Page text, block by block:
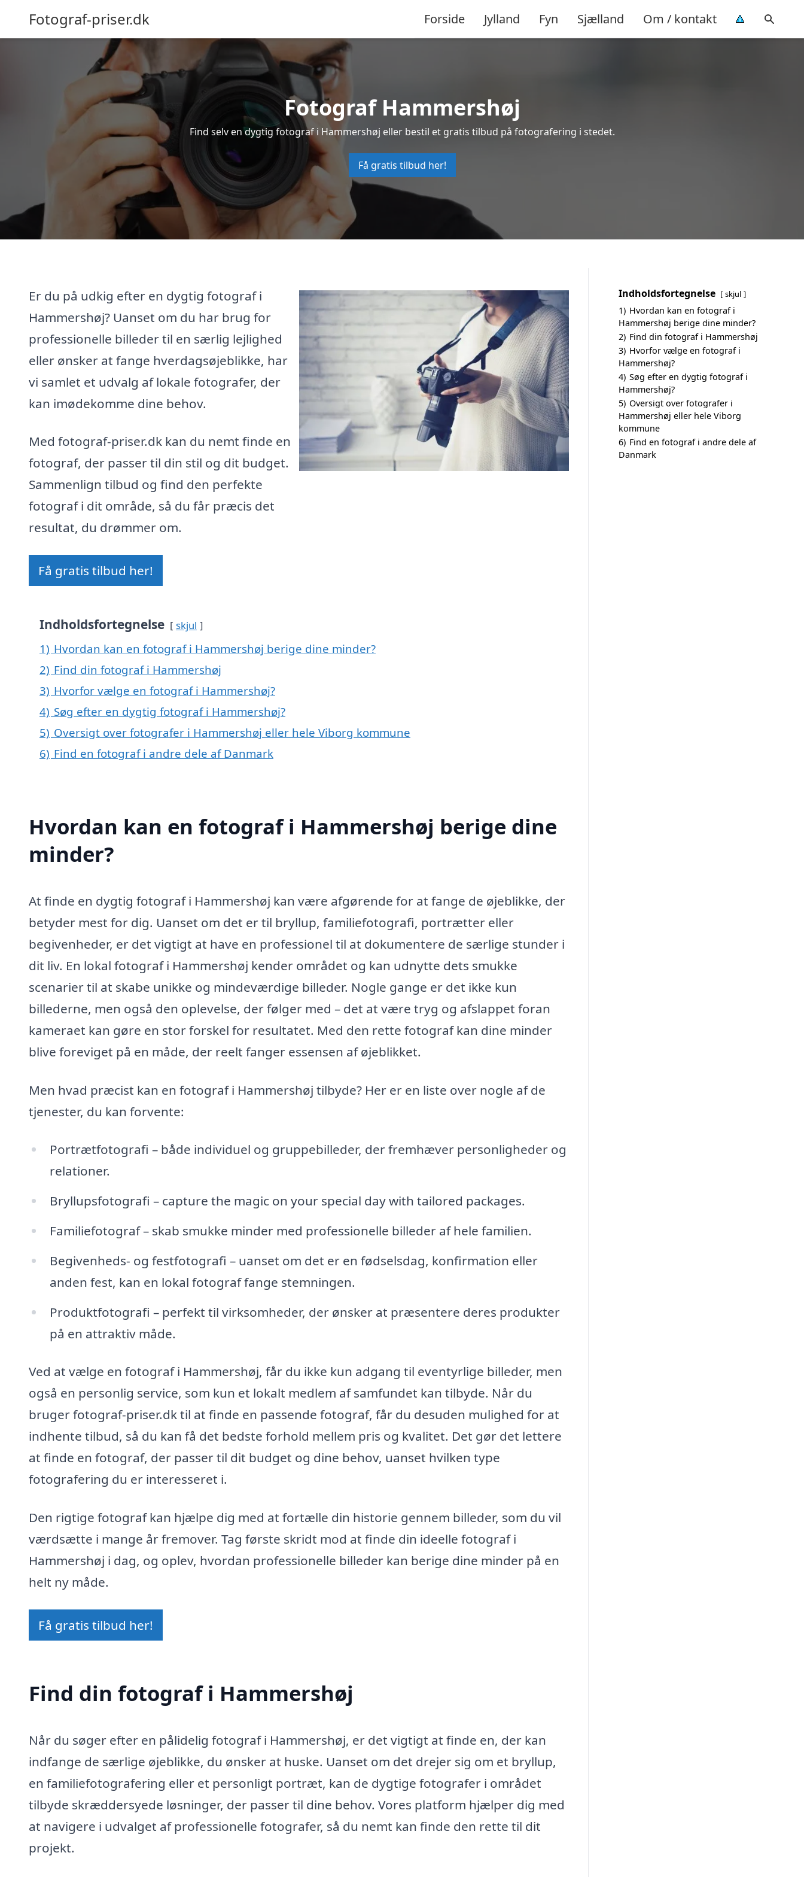
Fotograf-priser.dk Forside Jylland Fyn Sjælland Om / kontakt
Fotograf Hammershøj
Find selv en dygtig fotograf i Hammershøj eller bestil et gratis tilbud på fotografering i stedet.
Få gratis tilbud her!
Er du på udkig efter en dygtig fotograf i
Hammershøj? Uanset om du har brug for
professionelle billeder til en særlig lejlighed
eller ønsker at fange hverdagsøjeblikke, har
vi samlet et udvalg af lokale fotografer, der
kan imødekomme dine behov.
Med fotograf-priser.dk kan du nemt finde en
fotograf, der passer til din stil og dit budget.
Sammenlign tilbud og find den perfekte
fotograf i dit område, så du får præcis det
resultat, du drømmer om.
Få gratis tilbud her!
Indholdsfortegnelse skjul
1) Hvordan kan en fotograf i Hammershøj berige dine minder?
2) Find din fotograf i Hammershøj
3) Hvorfor vælge en fotograf i Hammershøj?
4) Søg efter en dygtig fotograf i Hammershøj?
5) Oversigt over fotografer i Hammershøj eller hele Viborg kommune
6) Find en fotograf i andre dele af Danmark
Hvordan kan en fotograf i Hammershøj berige dine
minder?
At finde en dygtig fotograf i Hammershøj kan være afgørende for at fange de øjeblikke, der
betyder mest for dig. Uanset om det er til bryllup, familiefotografi, portrætter eller
begivenheder, er det vigtigt at have en professionel til at dokumentere de særlige stunder i
dit liv. En lokal fotograf i Hammershøj kender området og kan udnytte dets smukke
scenarier til at skabe unikke og mindeværdige billeder. Nogle gange er det ikke kun
billederne, men også den oplevelse, der følger med – det at være tryg og afslappet foran
kameraet kan gøre en stor forskel for resultatet. Med den rette fotograf kan dine minder
blive foreviget på en måde, der reelt fanger essensen af øjeblikket.
Men hvad præcist kan en fotograf i Hammershøj tilbyde? Her er en liste over nogle af de
tjenester, du kan forvente:
Portrætfotografi – både individuel og gruppebilleder, der fremhæver personligheder og
relationer.
Bryllupsfotografi – capture the magic on your special day with tailored packages.
Familiefotograf – skab smukke minder med professionelle billeder af hele familien.
Begivenheds- og festfotografi – uanset om det er en fødselsdag, konfirmation eller
anden fest, kan en lokal fotograf fange stemningen.
Produktfotografi – perfekt til virksomheder, der ønsker at præsentere deres produkter
på en attraktiv måde.
Ved at vælge en fotograf i Hammershøj, får du ikke kun adgang til eventyrlige billeder, men
også en personlig service, som kun et lokalt medlem af samfundet kan tilbyde. Når du
bruger fotograf-priser.dk til at finde en passende fotograf, får du desuden mulighed for at
indhente tilbud, så du kan få det bedste forhold mellem pris og kvalitet. Det gør det lettere
at finde en fotograf, der passer til dit budget og dine behov, uanset hvilken type
fotografering du er interesseret i.
Den rigtige fotograf kan hjælpe dig med at fortælle din historie gennem billeder, som du vil
værdsætte i mange år fremover. Tag første skridt mod at finde din ideelle fotograf i
Hammershøj i dag, og oplev, hvordan professionelle billeder kan berige dine minder på en
helt ny måde.
Få gratis tilbud her!
Find din fotograf i Hammershøj
Når du søger efter en pålidelig fotograf i Hammershøj, er det vigtigt at finde en, der kan
indfange de særlige øjeblikke, du ønsker at huske. Uanset om det drejer sig om et bryllup,
en familiefotografering eller et personligt portræt, kan de dygtige fotografer i området
tilbyde skræddersyede løsninger, der passer til dine behov. Vores platform hjælper dig med
at navigere i udvalget af professionelle fotografer, så du nemt kan finde den rette til dit
projekt.
Indholdsfortegnelse skjul
1) Hvordan kan en fotograf i
Hammershøj berige dine minder?
2) Find din fotograf i Hammershøj
3) Hvorfor vælge en fotograf i
Hammershøj?
4) Søg efter en dygtig fotograf i
Hammershøj?
5) Oversigt over fotografer i
Hammershøj eller hele Viborg
kommune
6) Find en fotograf i andre dele af
Danmark